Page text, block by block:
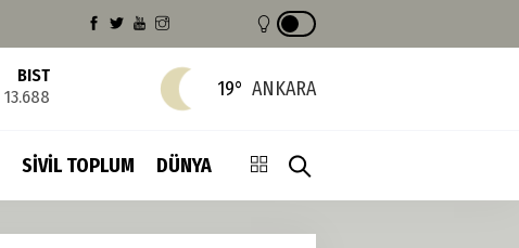
BIST
13.688
19° ANKARA
SİVİL TOPLUM DÜNYA